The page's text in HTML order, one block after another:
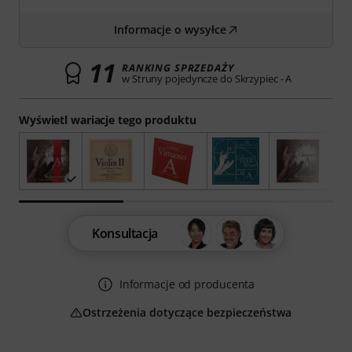
Wyświetl wariacje tego produktu
Informacje o wysyłce
11 RANKING SPRZEDAŻY
w Struny pojedyncze do Skrzypiec - A
Konsultacja
Informacje od producenta
Ostrzeżenia dotyczące bezpieczeństwa